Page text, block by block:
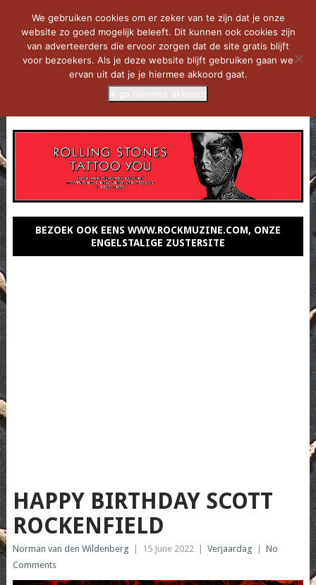
BEZOEK OOK EENS WWW.ROCKMUZINE.COM, ONZE
ENGELSTALIGE ZUSTERSITE
HAPPY BIRTHDAY SCOTT
ROCKENFIELD
Norman van den Wildenberg 15 June 2022 Verjaardag
No
Comments
We gebruiken cookies om er zeker van te zijn dat je onze
website zo goed mogelijk beleeft. Dit kunnen ook cookies zijn
van adverteerders die ervoor zorgen dat de site gratis blijft
voor bezoekers. Als je deze website blijft gebruiken gaan we
ervan uit dat je je hiermee akkoord gaat.
Ik ga hiermee akkoord